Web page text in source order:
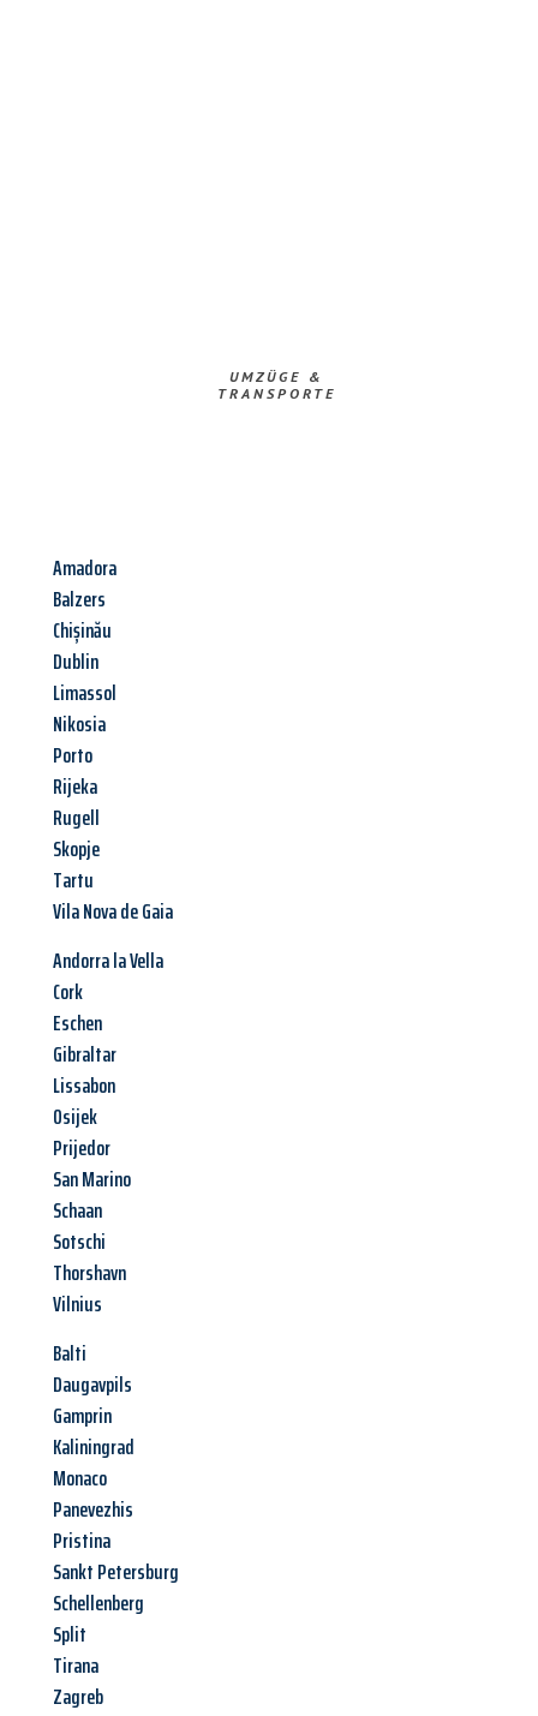
UMZÜGE &
TRANSPORTE
Amadora
Balzers
Chișinău
Dublin
Limassol
Nikosia
Porto
Rijeka
Rugell
Skopje
Tartu
Vila Nova de Gaia
Andorra la Vella
Cork
Eschen
Gibraltar
Lissabon
Osijek
Prijedor
San Marino
Schaan
Sotschi
Thorshavn
Vilnius
Balti
Daugavpils
Gamprin
Kaliningrad
Monaco
Panevezhis
Pristina
Sankt Petersburg
Schellenberg
Split
Tirana
Zagreb